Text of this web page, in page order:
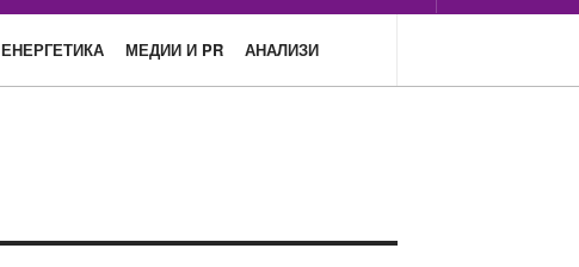
ЕНЕРГЕТИКА МЕДИИ И PR АНАЛИЗИ